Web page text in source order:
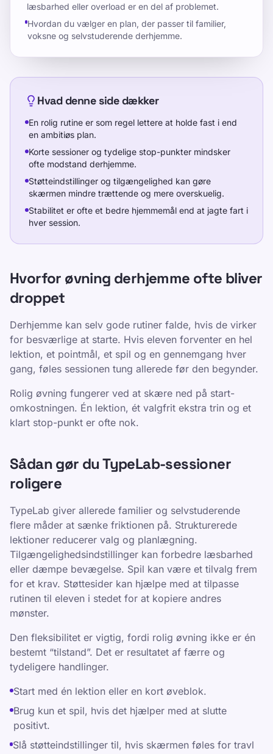
læsbarhed eller overload er en del af problemet.
Hvordan du vælger en plan, der passer til familier,
voksne og selvstuderende derhjemme.
Hvad denne side dækker
En rolig rutine er som regel lettere at holde fast i end
en ambitiøs plan.
Korte sessioner og tydelige stop-punkter mindsker
ofte modstand derhjemme.
Støtteindstillinger og tilgængelighed kan gøre
skærmen mindre trættende og mere overskuelig.
Stabilitet er ofte et bedre hjemmemål end at jagte fart i
hver session.
Hvorfor øvning derhjemme ofte bliver
droppet
Derhjemme kan selv gode rutiner falde, hvis de virker
for besværlige at starte. Hvis eleven forventer en hel
lektion, et pointmål, et spil og en gennemgang hver
gang, føles sessionen tung allerede før den begynder.
Rolig øvning fungerer ved at skære ned på start-
omkostningen. Én lektion, ét valgfrit ekstra trin og et
klart stop-punkt er ofte nok.
Sådan gør du TypeLab-sessioner
roligere
TypeLab giver allerede familier og selvstuderende
flere måder at sænke friktionen på. Strukturerede
lektioner reducerer valg og planlægning.
Tilgængelighedsindstillinger kan forbedre læsbarhed
eller dæmpe bevægelse. Spil kan være et tilvalg frem
for et krav. Støttesider kan hjælpe med at tilpasse
rutinen til eleven i stedet for at kopiere andres
mønster.
Den fleksibilitet er vigtig, fordi rolig øvning ikke er én
bestemt “tilstand”. Det er resultatet af færre og
tydeligere handlinger.
Start med én lektion eller en kort øveblok.
Brug kun et spil, hvis det hjælper med at slutte
positivt.
Slå støtteindstillinger til, hvis skærmen føles for travl